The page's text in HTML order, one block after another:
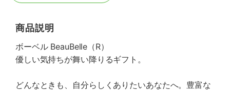
商品説明
ボーベル BeauBelle（R）
優しい気持ちが舞い降りるギフト。
どんなときも、自分らしくありたいあなたへ。豊富な